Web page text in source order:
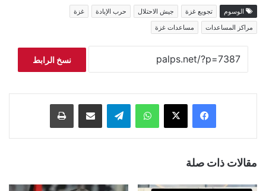
الوسوم تجويع غزة جيش الاحتلال حرب الإبادة
غزة
مراكز المساعدات
مساعدات غزة
نسخ الرابط
فيسبوك ‫X واتساب تيلقرام مشاركة عبر البريد طباعة
مقالات ذات صلة